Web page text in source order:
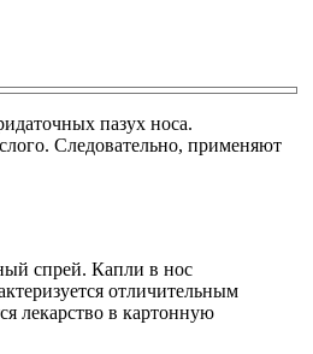
пазух носа.
Следовательно, применяют
спрей. Капли в нос
отличительным
лекарство в картонную